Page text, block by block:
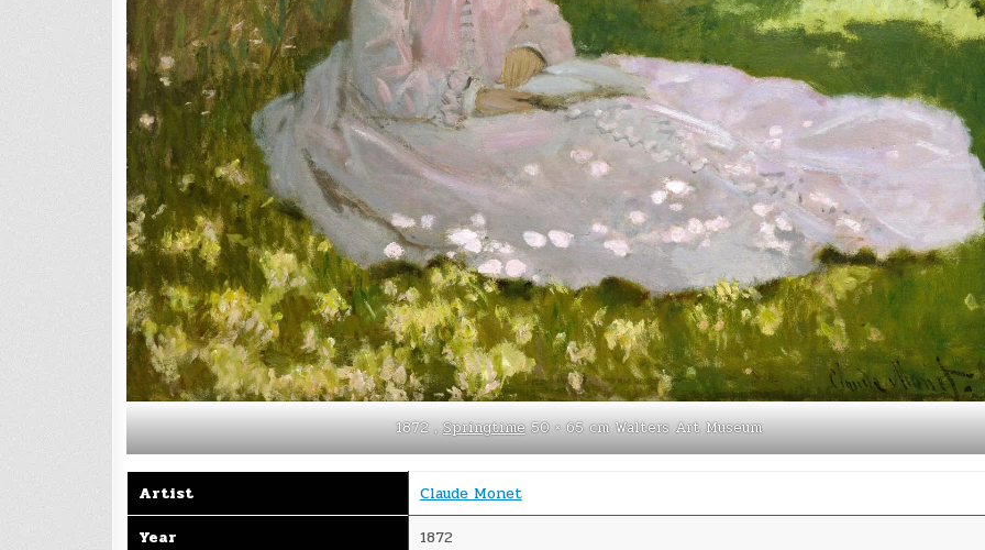
1872，Springtime50 × 65 cm Walters Art Museum
Artist
Claude Monet
Year
1872